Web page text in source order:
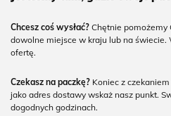
Chcesz coś wysłać? Chętnie pomożemy
dowolne miejsce w kraju lub na świecie.
ofertę.
Czekasz na paczkę? Koniec z
jako adres dostawy wskaż nasz punkt.
dogodnych godzinach.